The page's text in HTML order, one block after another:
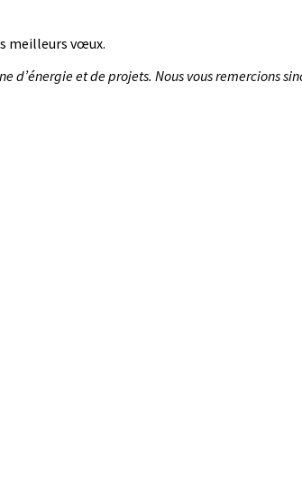
meilleurs vœux.
d’énergie et de projets. Nous vous remercions